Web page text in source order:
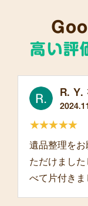
高い評
R. Y.
遺品整理をお
ただけました
べて片付きま
★★★★★